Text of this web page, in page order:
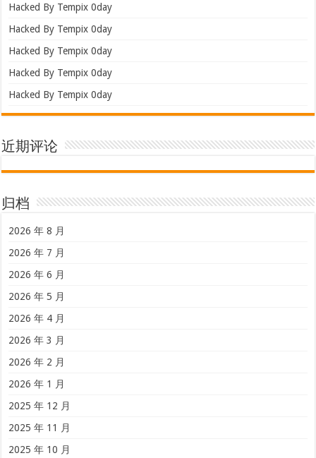
Hacked By Tempix 0day
Hacked By Tempix 0day
Hacked By Tempix 0day
Hacked By Tempix 0day
Hacked By Tempix 0day
近期评论
归档
2026 年 8 月
2026 年 7 月
2026 年 6 月
2026 年 5 月
2026 年 4 月
2026 年 3 月
2026 年 2 月
2026 年 1 月
2025 年 12 月
2025 年 11 月
2025 年 10 月